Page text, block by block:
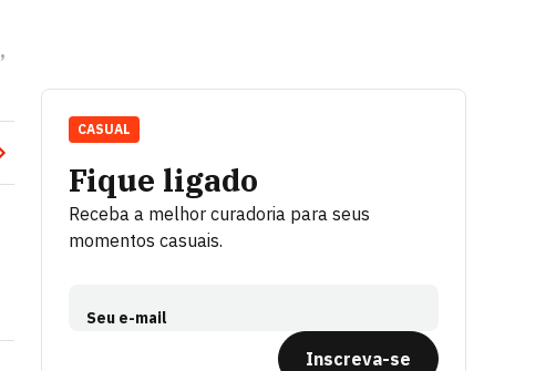
Fique ligado
Receba a melhor curadoria para seus
momentos casuais.
Seu e-mail
Inscreva-se
CASUAL